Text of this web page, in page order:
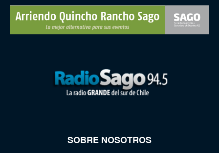
SOBRE NOSOTROS